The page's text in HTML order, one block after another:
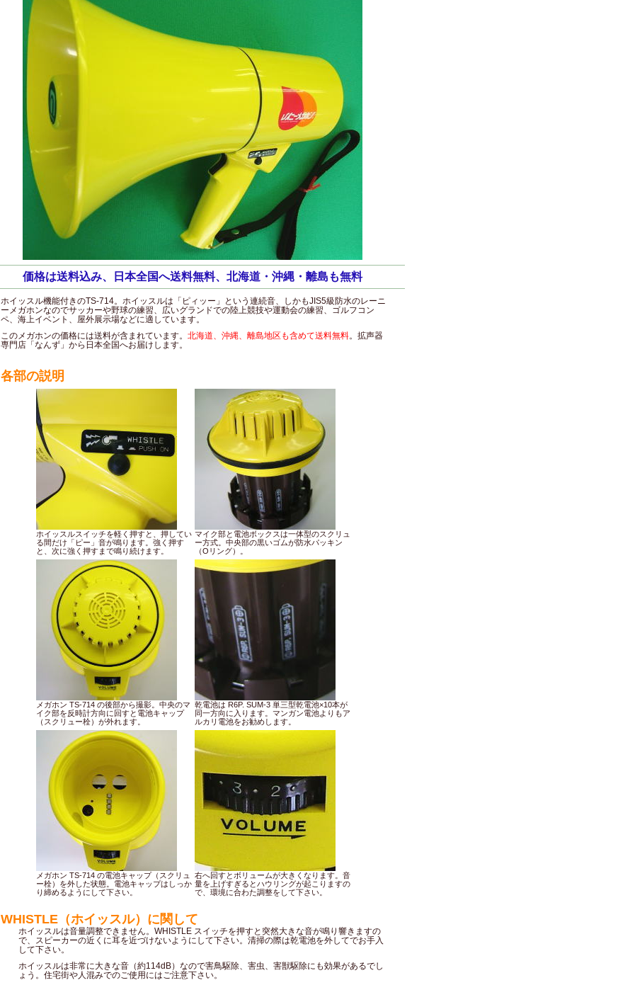
価格は送料込み、日本全国へ送料無料、北海道・沖縄・離島も無料
ホイッスル機能付きのTS-714。ホイッスルは「ピィッー」という連続音、しかもJIS5級防水のレーニ
ーメガホンなのでサッカーや野球の練習、広いグランドでの陸上競技や運動会の練習、ゴルフコン
ペ、海上イベント、屋外展示場などに適しています。
このメガホンの価格には送料が含まれています。 北海道、沖縄、離島地区も含めて送料無料。拡声器
専門店「なんず」から日本全国へお届けします。
各部の説明
ホイッスルスイッチを軽く押すと、押してい
る間だけ「ピー」音が鳴ります。強く押す
と、次に強く押すまで鳴り続けます。
マイク部と電池ボックスは一体型のスクリュ
ー方式。中央部の黒いゴムが防水パッキン
（Oリング）。
メガホン TS-714 の後部から撮影。中央のマ
イク部を反時計方向に回すと電池キャップ
（スクリュー栓）が外れます。
乾電池は R6P. SUM-3 単三型乾電池×10本が
同一方向に入ります。マンガン電池よりもア
ルカリ電池をお勧めします。
メガホン TS-714 の電池キャップ（スクリュ
ー栓）を外した状態。電池キャップはしっか
り締めるようにして下さい。
右へ回すとボリュームが大きくなります。音
量を上げすぎるとハウリングが起こりますの
で、環境に合わた調整をして下さい。
WHISTLE（ホイッスル）に関して
ホイッスルは音量調整できません。WHISTLE スイッチを押すと突然大きな音が鳴り響きますの
で、スピーカーの近くに耳を近づけないようにして下さい。清掃の際は乾電池を外してでお手入
して下さい。
ホイッスルは非常に大きな音（約114dB）なので害鳥駆除、害虫、害獣駆除にも効果があるでし
ょう。住宅街や人混みでのご使用にはご注意下さい。